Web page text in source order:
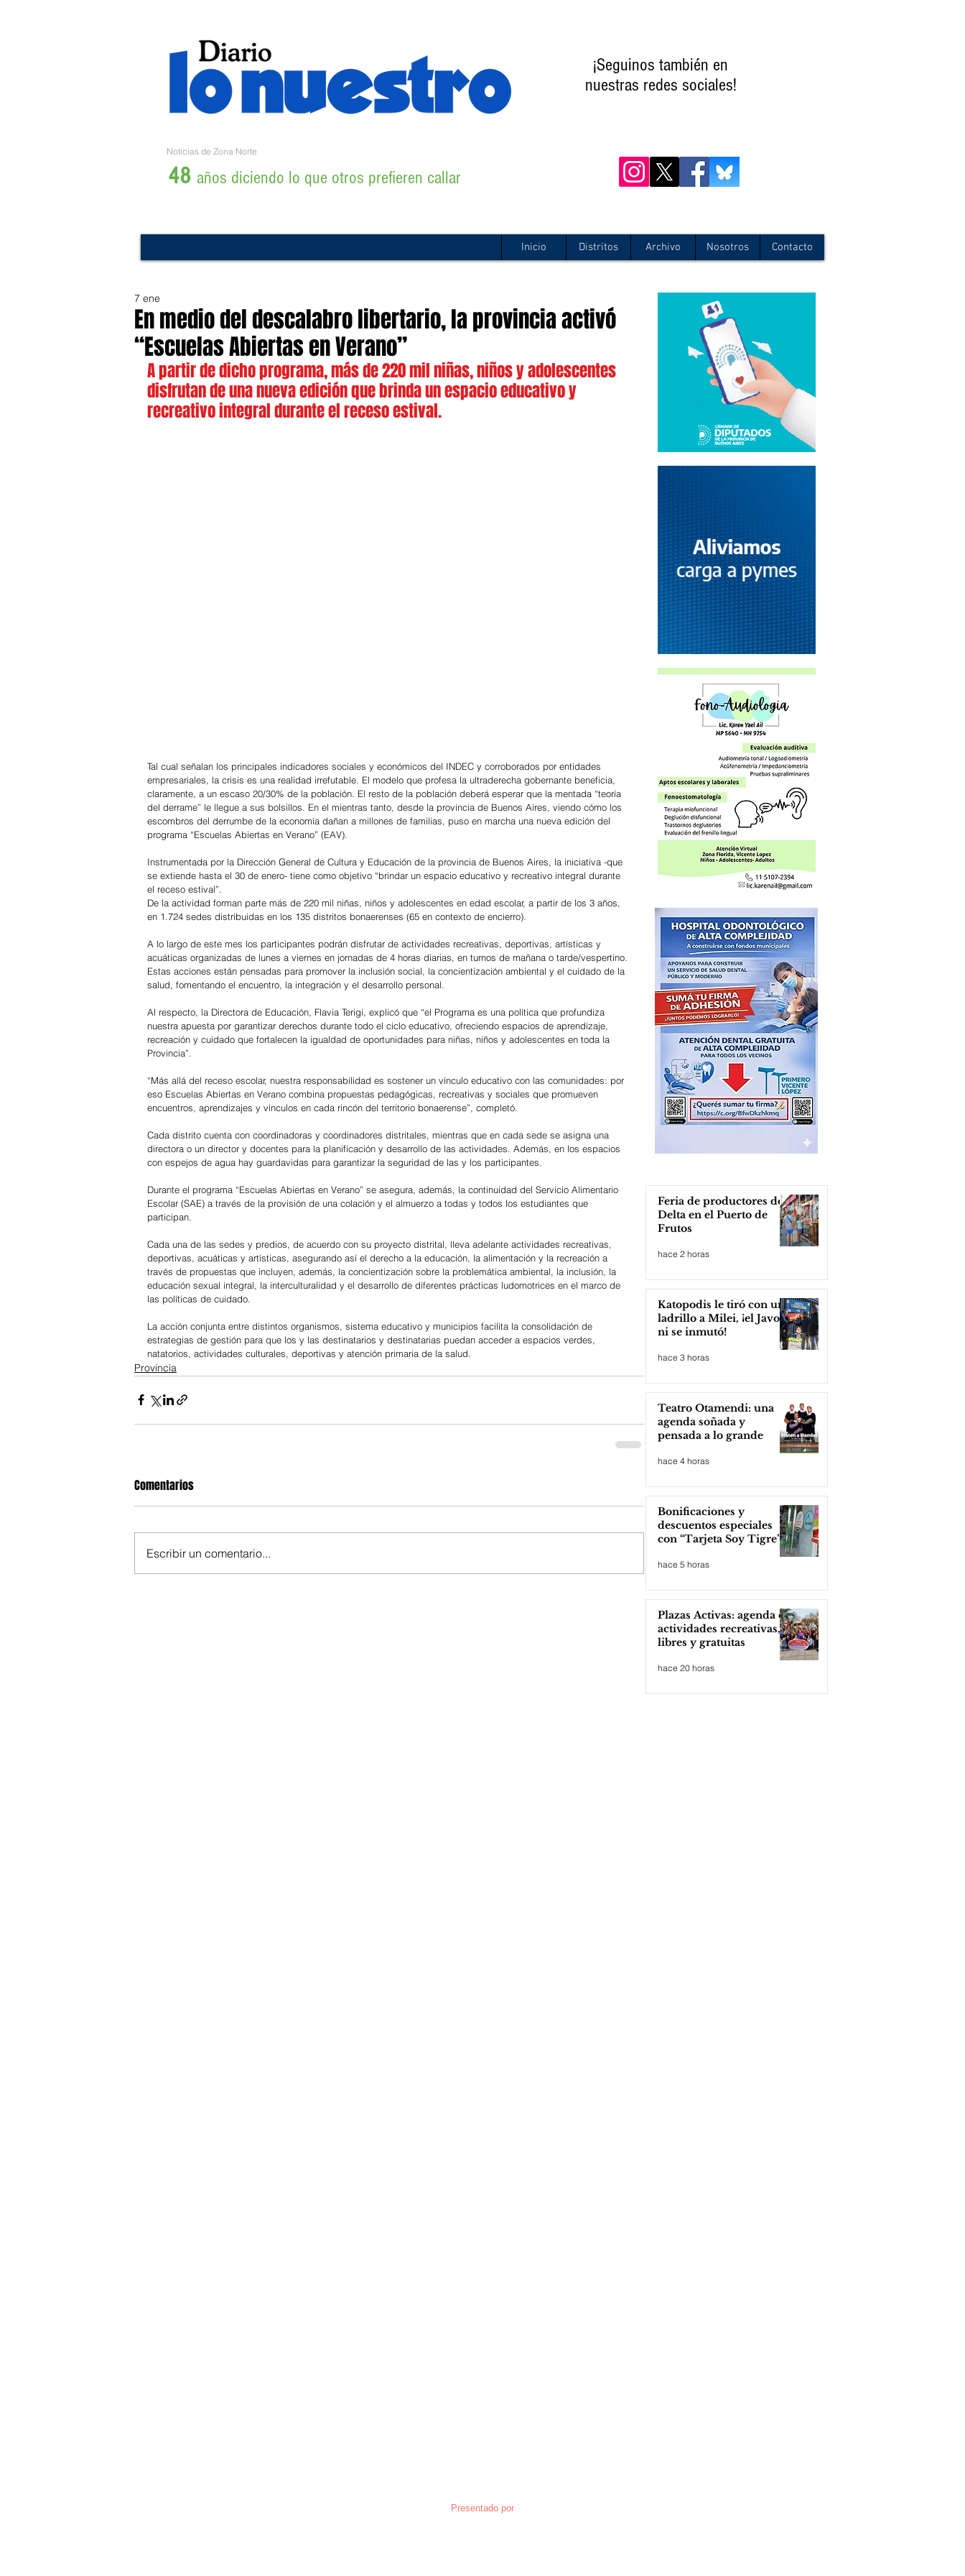
¡Seguinos también en
nuestras redes sociales!
Noticias de Zona Norte
48 años diciendo lo que otros prefieren callar
Inicio Distritos Archivo Nosotros Contacto
En medio del descalabro libertario, la provincia activó
“Escuelas Abiertas en Verano”
7 ene
A partir de dicho programa, más de 220 mil niñas, niños y adolescentes
disfrutan de una nueva edición que brinda un espacio educativo y
recreativo integral durante el receso estival.
Tal cual señalan los principales indicadores sociales y económicos del INDEC y corroborados por entidades
empresariales, la crisis es una realidad irrefutable. El modelo que profesa la ultraderecha gobernante beneficia,
claramente, a un escaso 20/30% de la población. El resto de la población deberá esperar que la mentada “teoría
del derrame” le llegue a sus bolsillos. En el mientras tanto, desde la provincia de Buenos Aires, viendo cómo los
escombros del derrumbe de la economía dañan a millones de familias, puso en marcha una nueva edición del
programa “Escuelas Abiertas en Verano” (EAV).
Instrumentada por la Dirección General de Cultura y Educación de la provincia de Buenos Aires, la iniciativa -que
se extiende hasta el 30 de enero- tiene como objetivo “brindar un espacio educativo y recreativo integral durante
el receso estival”.
De la actividad forman parte más de 220 mil niñas, niños y adolescentes en edad escolar, a partir de los 3 años,
en 1.724 sedes distribuidas en los 135 distritos bonaerenses (65 en contexto de encierro).
A lo largo de este mes los participantes podrán disfrutar de actividades recreativas, deportivas, artísticas y
acuáticas organizadas de lunes a viernes en jornadas de 4 horas diarias, en turnos de mañana o tarde/vespertino.
Estas acciones están pensadas para promover la inclusión social, la concientización ambiental y el cuidado de la
salud, fomentando el encuentro, la integración y el desarrollo personal.
Al respecto, la Directora de Educación, Flavia Terigi, explicó que “el Programa es una política que profundiza
nuestra apuesta por garantizar derechos durante todo el ciclo educativo, ofreciendo espacios de aprendizaje,
recreación y cuidado que fortalecen la igualdad de oportunidades para niñas, niños y adolescentes en toda la
Provincia”.
“Más allá del receso escolar, nuestra responsabilidad es sostener un vínculo educativo con las comunidades: por
eso Escuelas Abiertas en Verano combina propuestas pedagógicas, recreativas y sociales que promueven
encuentros, aprendizajes y vínculos en cada rincón del territorio bonaerense”, completó.
Cada distrito cuenta con coordinadoras y coordinadores distritales, mientras que en cada sede se asigna una
directora o un director y docentes para la planificación y desarrollo de las actividades. Además, en los espacios
con espejos de agua hay guardavidas para garantizar la seguridad de las y los participantes.
Durante el programa “Escuelas Abiertas en Verano” se asegura, además, la continuidad del Servicio Alimentario
Escolar (SAE) a través de la provisión de una colación y el almuerzo a todas y todos los estudiantes que
participan.
Cada una de las sedes y predios, de acuerdo con su proyecto distrital, lleva adelante actividades recreativas,
deportivas, acuáticas y artísticas, asegurando así el derecho a la educación, la alimentación y la recreación a
través de propuestas que incluyen, además, la concientización sobre la problemática ambiental, la inclusión, la
educación sexual integral, la interculturalidad y el desarrollo de diferentes prácticas ludomotrices en el marco de
las políticas de cuidado.
La acción conjunta entre distintos organismos, sistema educativo y municipios facilita la consolidación de
estrategias de gestión para que los y las destinatarios y destinatarias puedan acceder a espacios verdes,
natatorios, actividades culturales, deportivas y atención primaria de la salud.
Provincia
Comentarios
Escribir un comentario...
Feria de productores del
Delta en el Puerto de
Frutos
hace 2 horas
Katopodis le tiró con un
ladrillo a Milei, ¡el Javo
ni se inmutó!
hace 3 horas
Teatro Otamendi: una
agenda soñada y
pensada a lo grande
hace 4 horas
Bonificaciones y
descuentos especiales
con “Tarjeta Soy Tigre”
hace 5 horas
Plazas Activas: agenda de
actividades recreativas,
libres y gratuitas
hace 20 horas
Presentado por